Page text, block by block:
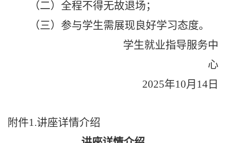
（二）全程不得无故退场；
（三）参与学生需展现良好学习态度。
学生就业指导服务中
心
2025年10月14日
附件1.讲座详情介绍